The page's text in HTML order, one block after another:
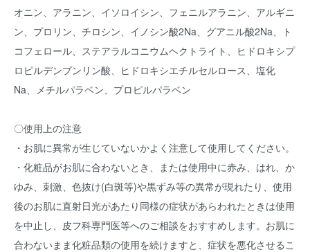
オニン、アラニン、イソロイシン、フェニルアラニン、アルギニ
ン、プロリン、チロシン、イノシン酸2Na、グアニル酸2Na、ト
コフェロール、ステアラルコニウムヘクトライト、ヒドロキシプ
ロピルデンプンリン酸、ヒドロキシエチルセルロース、塩化
Na、メチルパラベン、プロピルパラベン
〇使用上の注意
・お肌に異常が生じていないかよく注意して使用してください。
・化粧品がお肌に合わないとき、または使用中に赤み、はれ、か
ゆみ、刺激、色抜け(白斑等)や黒ずみ等の異常が現れたり、使用
後のお肌に直射日光があたり同様の症状があらわれたときは使用
を中止し、皮フ科専門医等へのご相談をおすすめします。お肌に
合わないまま化粧品類の使用を続けますと、症状を悪化させるこ